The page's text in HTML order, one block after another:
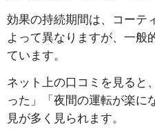
効果の持続期間は、コーテ
よって異なりますが、一般
ています。
ネット上の口コミを見ると
った」「夜間の運転が楽に
見が多く見られます。